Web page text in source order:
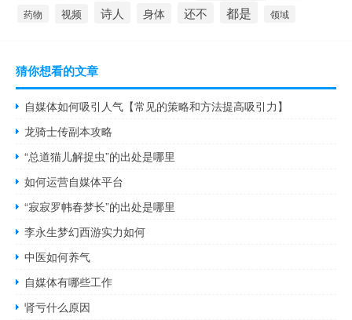
药物 视频 诗人 身体 还不 都是 领域
猜你想看的文章
自媒体如何吸引人气【常见的策略和方法提高吸引力】
龙骑士传副本攻略
“总道猫儿解捉虫”的出处是哪里
如何运营自媒体平台
“寂寂罗帏春梦长”的出处是哪里
李永生梦幻西游实力如何
中医如何养气
自媒体有哪些工作
肾亏什么原因